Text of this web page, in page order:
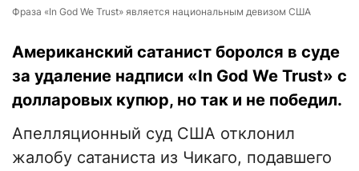
Фраза «In God We Trust» является национальным девизом США
Американский сатанист боролся в суде
за удаление надписи «In God We Trust» с
долларовых купюр, но так и не победил.
Апелляционный суд США отклонил
жалобу сатаниста из Чикаго, подавшего